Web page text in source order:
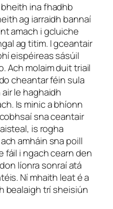
ina fhadhb
ag iarraidh bannaí
amach i gcluiche
ag titim. I gceantair
eispéireas sásúil
Ach molaim duit triail
cheantar féin sula
le haghaidh
Is minic a bhíonn
sna ceantair
is rogha
amháin sna poill
fáil i ngach cearn den
líonra sonraí atá
Ní mhaith leat é a
bealaigh trí sheisiún